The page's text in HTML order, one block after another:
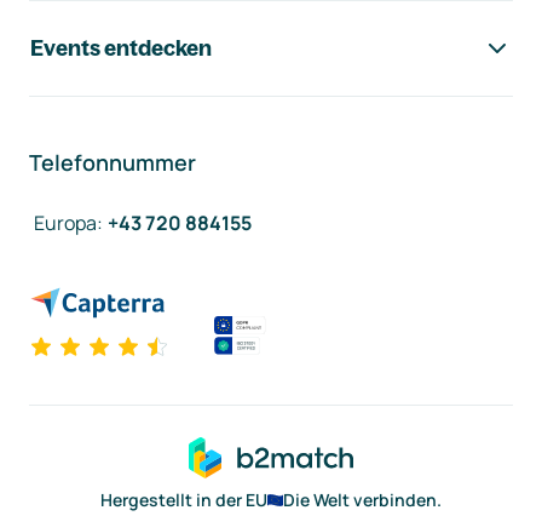
Events entdecken
Telefonnummer
Europa: +43 720 884155
Hergestellt in der EU
Die Welt verbinden.